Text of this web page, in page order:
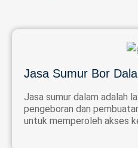
Jasa Sumur Bor
Jasa sumur dalam adalah
pengeboran dan
untuk memperoleh akses